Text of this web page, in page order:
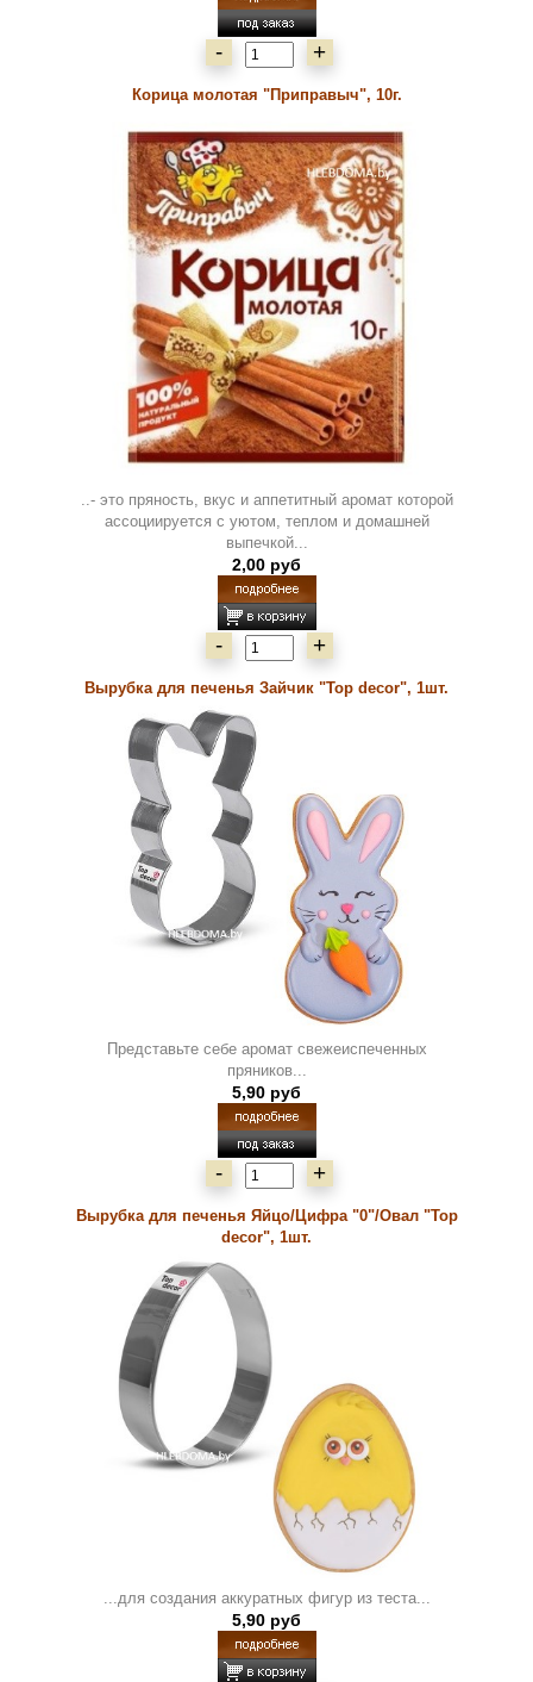
- +
Корица молотая "Приправыч", 10г.
..- это пряность, вкус и аппетитный аромат которой
ассоциируется с уютом, теплом и домашней
выпечкой...
2,00 руб
- +
Вырубка для печенья Зайчик "Top decor", 1шт.
Представьте себе аромат свежеиспеченных
пряников...
5,90 руб
- +
Вырубка для печенья Яйцо/Цифра "0"/Овал "Top
decor", 1шт.
...для создания аккуратных фигур из теста...
5,90 руб